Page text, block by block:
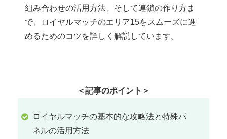
組み合わせの活用方法、そして連鎖の作り方ま
で、ロイヤルマッチのエリア15をスムーズに進
めるためのコツを詳しく解説しています。
＜記事のポイント＞
ロイヤルマッチの基本的な攻略法と特殊パ
ネルの活用方法